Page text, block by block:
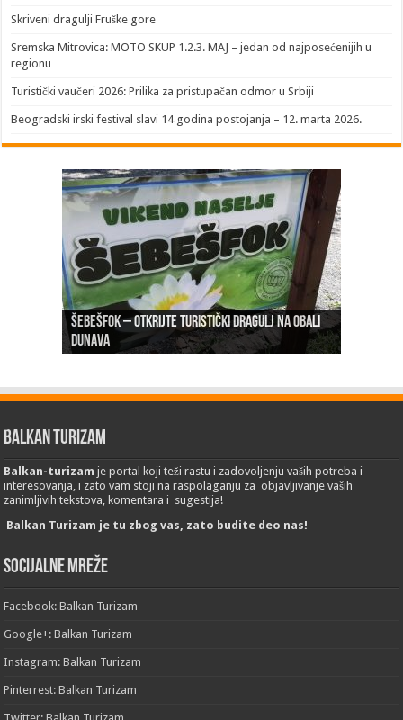
Skriveni dragulji Fruške gore
Sremska Mitrovica: MOTO SKUP 1.2.3. MAJ – jedan od najposećenijih u
regionu
Turistički vaučeri 2026: Prilika za pristupačan odmor u Srbiji
Beogradski irski festival slavi 14 godina postojanja – 12. marta 2026.
Šebešfok – Otkrijte turistički dragulj na obali
Dunava
Erdevik: Sremska kulenijada 8. juna
Pomerena kupališna sezona na Gradskoj plaži u
Sremskoj Mitrovici
Novi Sad: Exit festival od 6.do 9. jula
26. Međunarodni sajam turizma „EMITT 2023“
Balkan Turizam
Balkan-turizam je portal koji teži rastu i zadovoljenju vaših potreba i
interesovanja, i zato vam stoji na raspolaganju za objavljivanje vaših
zanimljivih tekstova, komentara i sugestija!
Balkan Turizam je tu zbog vas, zato budite deo nas!
Socijalne mreže
Facebook: Balkan Turizam
Google+: Balkan Turizam
Instagram: Balkan Turizam
Pinterrest: Balkan Turizam